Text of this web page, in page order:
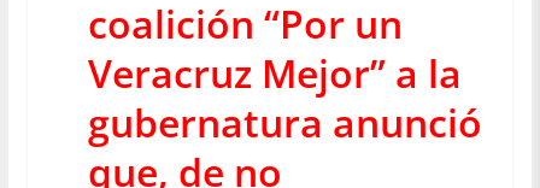
coalición “Por un
Veracruz Mejor” a la
gubernatura anunció
que, de no